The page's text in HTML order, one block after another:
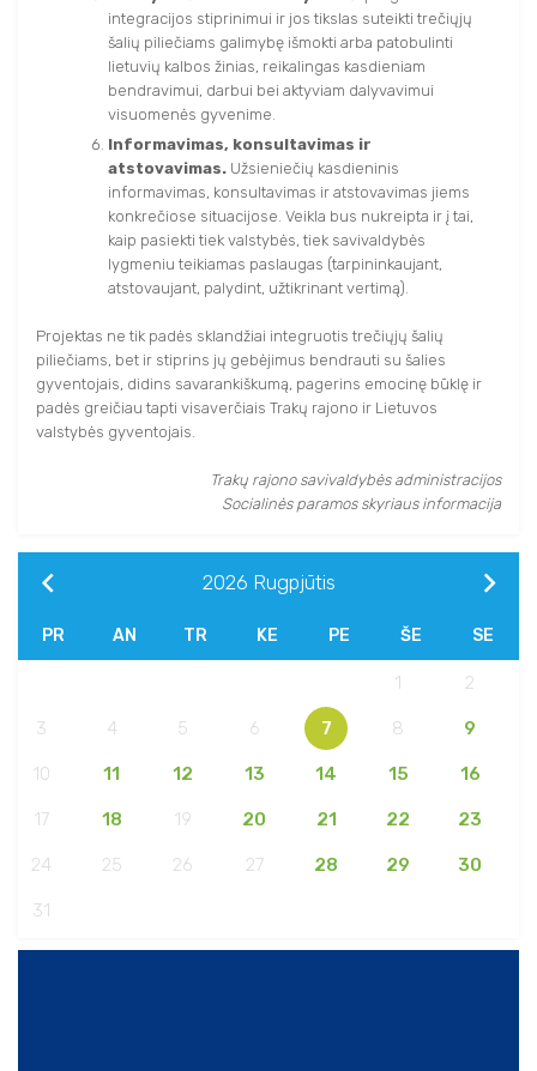
integracijos stiprinimui ir jos tikslas suteikti trečiųjų
šalių piliečiams galimybę išmokti arba patobulinti
lietuvių kalbos žinias, reikalingas kasdieniam
bendravimui, darbui bei aktyviam dalyvavimui
visuomenės gyvenime.
Informavimas, konsultavimas ir
atstovavimas. Užsieniečių kasdieninis
informavimas, konsultavimas ir atstovavimas jiems
konkrečiose situacijose. Veikla bus nukreipta ir į tai,
kaip pasiekti tiek valstybės, tiek savivaldybės
lygmeniu teikiamas paslaugas (tarpininkaujant,
atstovaujant, palydint, užtikrinant vertimą).
Projektas ne tik padės sklandžiai integruotis trečiųjų šalių
piliečiams, bet ir stiprins jų gebėjimus bendrauti su šalies
gyventojais, didins savarankiškumą, pagerins emocinę būklę ir
padės greičiau tapti visaverčiais Trakų rajono ir Lietuvos
valstybės gyventojais.
Trakų rajono savivaldybės administracijos
Socialinės paramos skyriaus informacija
2026 Rugpjūtis
PR AN TR KE PE ŠE SE
1 2
3 4 5 6 7 8 9
10 11 12 13 14 15 16
17 18 19 20 21 22 23
24 25 26 27 28 29 30
31